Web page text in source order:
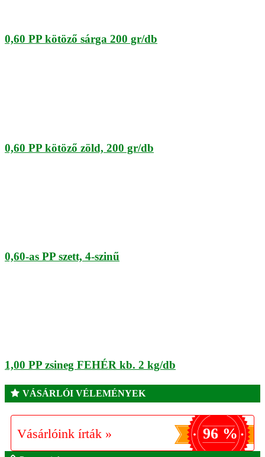
0,60 PP kötöző sárga 200 gr/db
0,60 PP kötöző zöld, 200 gr/db
0,60-as PP szett, 4-szinű
1,00 PP zsineg FEHÉR kb. 2 kg/db
VÁSÁRLÓI VÉLEMÉNYEK
Vásárlóink írták » 96 %